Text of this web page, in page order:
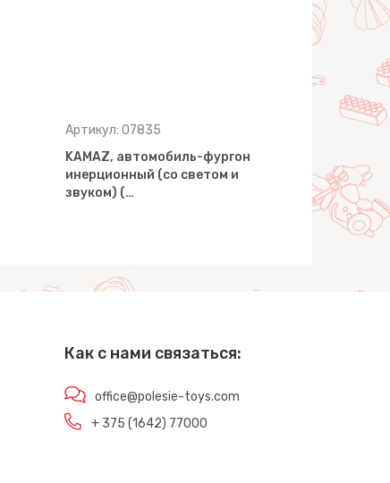
Артикул: 07835
KAMAZ, автомобиль-фургон
инерционный (со светом и
звуком) (…
Как с нами связаться:
office@polesie-toys.com
+ 375 (1642) 77000